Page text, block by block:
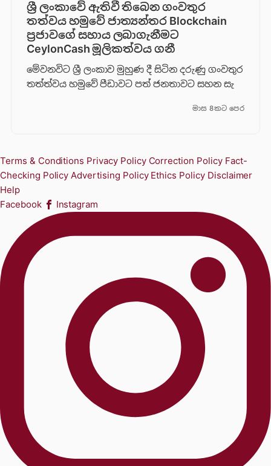
ශ්‍රී ලංකාවේ ඇතිවී තිබෙන ගංවතුර
තත්වය හමුවේ ජාත්‍යන්තර Blockchain
ප්‍රජාවගේ සහාය ලබාගැනීමට
CeylonCash මූලිකත්වය ග​නී
මේවනවිට ශ්‍රී ලංකාව මුහුණ දී සිටින දරුණු ගංවතුර
තත්ත්වය හමුවේ පීඩාවට පත් ජනතාවට සහන සැ
මාස 8කට පෙර
Terms & Conditions Privacy Policy Correction Policy Fact-
Checking Policy Advertising Policy Ethics Policy Disclaimer
Help
Facebook
Instagram